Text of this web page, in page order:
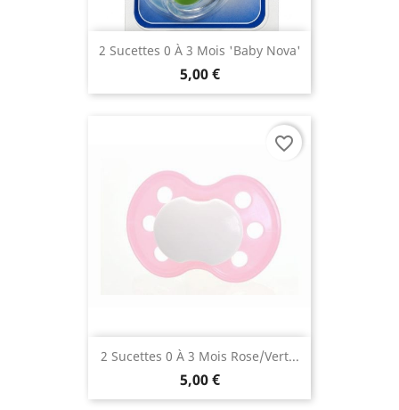
2 Sucettes 0 À 3 Mois 'Baby Nova'
5,00 €
2 Sucettes 0 À 3 Mois Rose/vert...
5,00 €
favorite_border